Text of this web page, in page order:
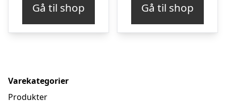
Gå til shop Gå til shop
Varekategorier
Produkter